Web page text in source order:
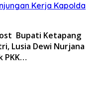
Kerja Kapolda
Bupati Ketapang
Lusia Dewi Nurjana
PKK…